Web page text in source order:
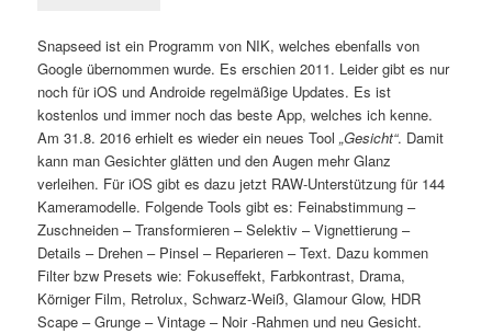
Snapseed ist ein Programm von NIK, welches ebenfalls von
Google übernommen wurde. Es erschien 2011. Leider gibt es nur
noch für iOS und Androide regelmäßige Updates. Es ist
kostenlos und immer noch das beste App, welches ich kenne.
Am 31.8. 2016 erhielt es wieder ein neues Tool„Gesicht“. Damit
kann man Gesichter glätten und den Augen mehr Glanz
verleihen. Für iOS gibt es dazu jetzt RAW-Unterstützung für 144
Kameramodelle. Folgende Tools gibt es: Feinabstimmung –
Zuschneiden – Transformieren – Selektiv – Vignettierung –
Details – Drehen – Pinsel – Reparieren – Text. Dazu kommen
Filter bzw Presets wie: Fokuseffekt, Farbkontrast, Drama,
Körniger Film, Retrolux, Schwarz-Weiß, Glamour Glow, HDR
Scape – Grunge – Vintage – Noir -Rahmen und neu Gesicht.